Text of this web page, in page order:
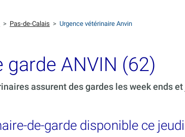
> Pas-de-Calais > Urgence vétérinaire Anvin
garde ANVIN (62)
assurent des gardes les week ends
de-garde disponible ce